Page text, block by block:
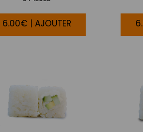
6.00€ | AJOUTER